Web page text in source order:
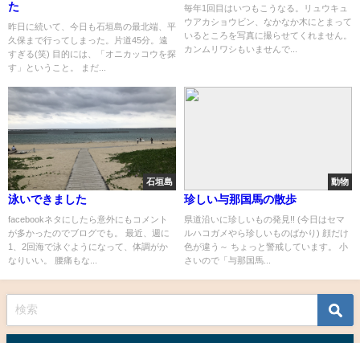
た
昨日に続いて、今日も石垣島の最北端、平
久保まで行ってしまった。片道45分。遠
すぎる(笑) 目的には、「オニカッコウを探
す」ということ。 まだ...
毎年1回目はいつもこうなる。リュウキュ
ウアカショウビン、なかなか木にとまって
いるところを写真に撮らせてくれません。
カンムリワシもいませんで...
石垣島
泳いできました
facebookネタにしたら意外にもコメント
が多かったのでブログでも。 最近、週に
1、2回海で泳ぐようになって、体調がか
なりいい。 腰痛もな...
動物
珍しい与那国馬の散歩
県道沿いに珍しいもの発見!! (今日はセマ
ルハコガメやら珍しいものばかり) 顔だけ
色が違う～ ちょっと警戒しています。 小
さいので「与那国馬...